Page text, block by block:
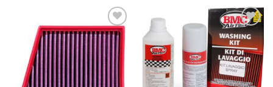
Añadir
a la
lista de
Añadir
a la
lista de
deseos